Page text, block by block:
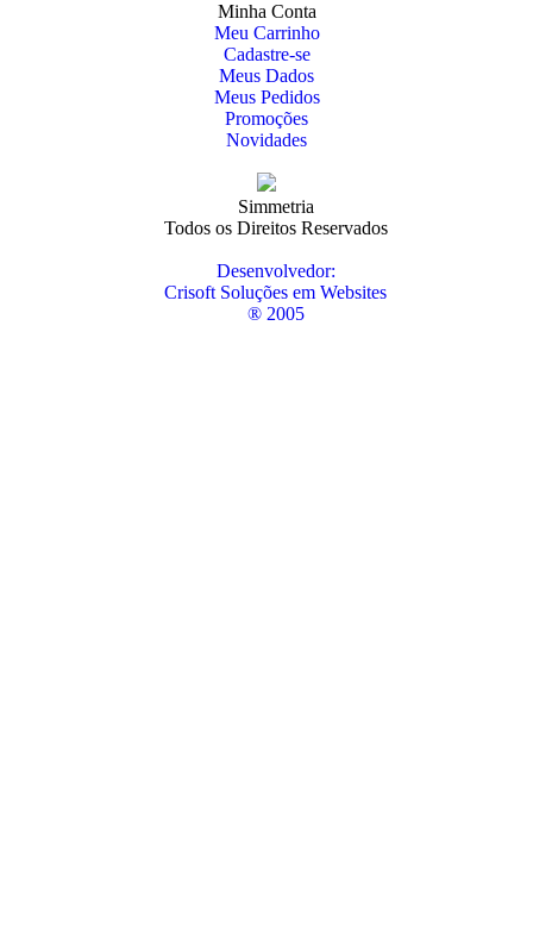
Minha Conta
Meu Carrinho
Cadastre-se
Meus Dados
Meus Pedidos
Promoções
Novidades
Simmetria
Todos os Direitos Reservados
Desenvolvedor:
Crisoft Soluções em Websites
® 2005